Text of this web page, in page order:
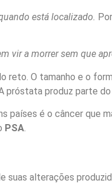
está localizado.
vir a morrer sem que
O tamanho e o
próstata produz parte do
países é o câncer que
PSA.
alterações